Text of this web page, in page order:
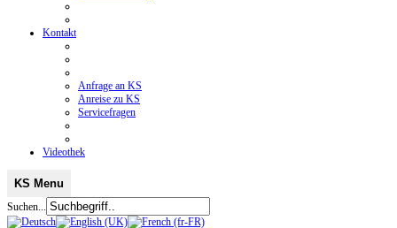
Kontakt
Anfrage an KS
Anreise zu KS
Servicefragen
Videothek
KS Menu
Suchen...